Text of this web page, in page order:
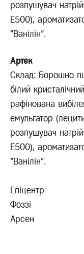
розпушувач
Е500),
"Ванілін".
Артек
Склад: Борошно
білий
рафінована
емульгатор
розпушувач
Е500),
"Ванілін".
Епіцентр
Фоззі
Арсен